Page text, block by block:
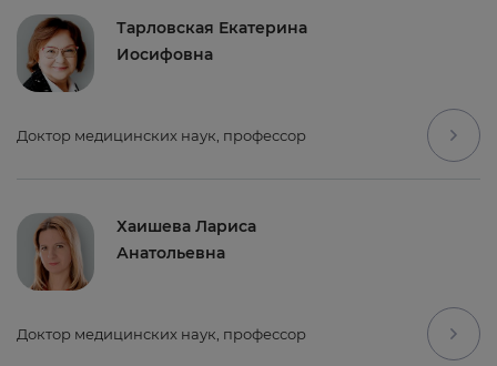
Тарловская Екатерина
Иосифовна
Доктор медицинских наук, профессор
Хаишева Лариса
Анатольевна
Доктор медицинских наук, профессор